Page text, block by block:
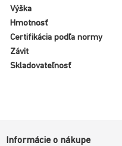
Výška
Hmotnosť
Certifikácia podľa normy
Závit
Skladovateľnosť
Informácie o nákupe